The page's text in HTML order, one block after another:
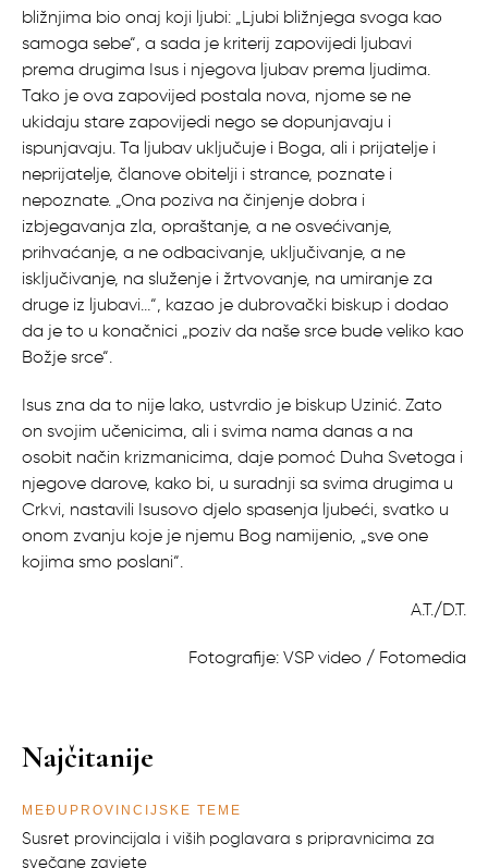
bližnjima bio onaj koji ljubi: „Ljubi bližnjega svoga kao
samoga sebe“, a sada je kriterij zapovijedi ljubavi
prema drugima Isus i njegova ljubav prema ljudima.
Tako je ova zapovijed postala nova, njome se ne
ukidaju stare zapovijedi nego se dopunjavaju i
ispunjavaju. Ta ljubav uključuje i Boga, ali i prijatelje i
neprijatelje, članove obitelji i strance, poznate i
nepoznate. „Ona poziva na činjenje dobra i
izbjegavanja zla, opraštanje, a ne osvećivanje,
prihvaćanje, a ne odbacivanje, uključivanje, a ne
isključivanje, na služenje i žrtvovanje, na umiranje za
druge iz ljubavi…“, kazao je dubrovački biskup i dodao
da je to u konačnici „poziv da naše srce bude veliko kao
Božje srce“.
Isus zna da to nije lako, ustvrdio je biskup Uzinić. Zato
on svojim učenicima, ali i svima nama danas a na
osobit način krizmanicima, daje pomoć Duha Svetoga i
njegove darove, kako bi, u suradnji sa svima drugima u
Crkvi, nastavili Isusovo djelo spasenja ljubeći, svatko u
onom zvanju koje je njemu Bog namijenio, „sve one
kojima smo poslani“.
A.T./D.T.
Fotografije: VSP video / Fotomedia
Najčitanije
MEĐUPROVINCIJSKE TEME
Susret provincijala i viših poglavara s pripravnicima za
svečane zavjete